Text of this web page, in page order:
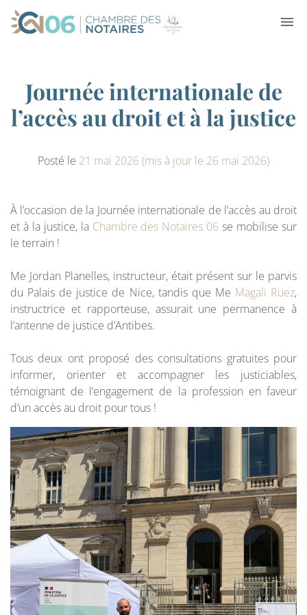
Journée internationale de
l’accès au droit et à la justice
Posté le 21 mai 2026(mis à jour le 26 mai 2026)
À l’occasion de la Journée internationale de l’accès au droit
et à la justice, la Chambre des Notaires 06 se mobilise sur
le terrain !
Me Jordan Planelles, instructeur, était présent sur le parvis
du Palais de justice de Nice, tandis que Me Magali Ruez,
instructrice et rapporteuse, assurait une permanence à
l’antenne de justice d’Antibes.
Tous deux ont proposé des consultations gratuites pour
informer, orienter et accompagner les justiciables,
témoignant de l’engagement de la profession en faveur
d’un accès au droit pour tous !